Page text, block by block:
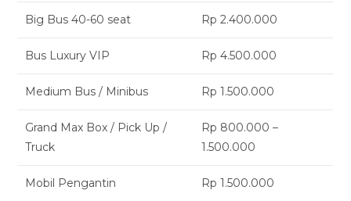
Big Bus 40-60 seat Rp 2.400.000
Bus Luxury VIP Rp 4.500.000
Medium Bus / Minibus Rp 1.500.000
Grand Max Box / Pick Up /
Truck
Rp 800.000 –
1.500.000
Mobil Pengantin Rp 1.500.000